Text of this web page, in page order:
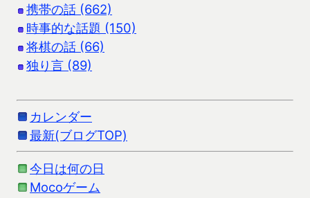
携帯の話 (662)
時事的な話題 (150)
将棋の話 (66)
独り言 (89)
カレンダー
最新(ブログTOP)
今日は何の日
Mocoゲーム